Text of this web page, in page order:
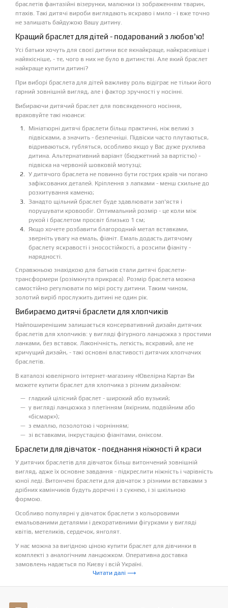
браслетів фантазійні візерунки, малюнки із зображенням тварин,
птахів. Такі дитячі вироби виглядають яскраво і мило - і вже точно
не залишать байдужою Вашу дитину.
Кращий браслет для дітей - подарований з любов'ю!
Усі батьки хочуть для своєї дитини все якнайкраще, найкрасивіше і
найякісніше, - те, чого в них не було в дитинстві. Але який браслет
найкраще купити дитині?
При виборі браслета для дітей важливу роль відіграє не тільки його
гарний зовнішній вигляд, але і фактор зручності у носінні.
Вибираючи дитячий браслет для повсякденного носіння,
враховуйте такі нюанси:
Мініатюрні дитячі браслети більш практичні, ніж великі з
підвісками, а значить - безпечніші. Підвіски часто плутаються,
відриваються, губляться, особливо якщо у Вас дуже рухлива
дитина. Альтернативний варіант (бюджетний за вартістю) -
підвіска на червоній шовковій мотузці;
У дитячого браслета не повинно бути гострих країв чи погано
зафіксованих деталей. Кріплення з лапками - менш схильне до
розхитування каменю;
Занадто щільний браслет буде здавлювати зап'ястя і
порушувати кровообіг. Оптимальний розмір - це коли між
рукой і браслетом просвіт близько 1 см;
Якщо хочете розбавити благородний метал вставками,
зверніть увагу на емаль, фіаніт. Емаль додасть дитячому
браслету яскравості і зносостійкості, а розсипи фіаніту -
нарядності.
Справжньою знахідкою для батьків стали дитячі браслети-
трансформери (розімкнута прикраса). Розмір браслета можна
самостійно регулювати по мірі росту дитини. Таким чином,
золотий виріб прослужить дитині не один рік.
Вибираємо дитячі браслети для хлопчиків
Найпоширенішим залишається консервативний дизайн дитячих
браслетів для хлопчиків: у вигляді фігурного ланцюжка з простими
ланками, без вставок. Лаконічність, легкість, яскравий, але не
кричущий дизайн, - такі основні властивості дитячих хлопчачих
браслетів.
В каталозі ювелірного інтернет-магазину «Ювелірна Карта» Ви
можете купити браслет для хлопчика з різним дизайном:
гладкий цілісний браслет - широкий або вузький;
у вигляді ланцюжка з плетінням (якірним, подвійним або
«бісмарк»);
з емаллю, позолотою і чорнінням;
зі вставками, інкрустацією фіанітами, оніксом.
Браслети для дівчаток - поєднання ніжності й краси
У дитячих браслетів для дівчаток більш витончений зовнішній
вигляд, адже їх основне завдання - підкреслити ніжність і чарівність
юної леді. Витончені браслети для дівчаток з різними вставками з
дрібних камінчиків будуть доречні і з сукнею, і зі шкільною
формою.
Особливо популярні у дівчаток браслети з кольоровими
емальованими деталями і декоративними фігурками у вигляді
квітів, метеликів, сердечок, янголят.
У нас можна за вигідною ціною купити браслет для дівчинки в
комплекті з аналогічним ланцюжком. Оперативна доставка
замовлень надається по Києву і всій Україні.
Читати далі ⟶